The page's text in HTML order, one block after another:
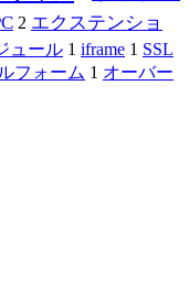
2 エクステンショ
ュール 1 iframe 1 SSL
フォーム 1 オーバー